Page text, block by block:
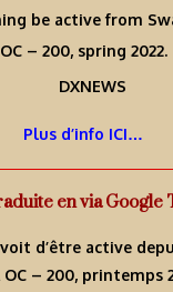
be active from
OC – 200, spring 2022.
Plus d’info ICI…
en via Google
d’être active
OC – 200, printemps